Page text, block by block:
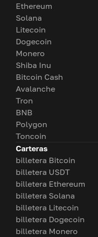
Ethereum
Solana
Litecoin
Dogecoin
Monero
Shiba Inu
Bitcoin Cash
Avalanche
Tron
BNB
Polygon
Toncoin
Carteras
billetera Bitcoin
billetera USDT
billetera Ethereum
billetera Solana
billetera Litecoin
billetera Dogecoin
billetera Monero